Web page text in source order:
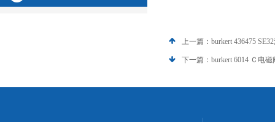
上一篇： burkert 436475
下一篇： burkert 6014 Ｃ电磁